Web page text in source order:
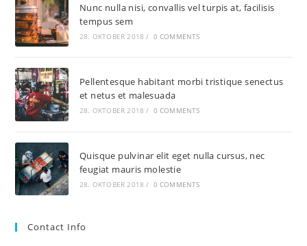
Nunc nulla nisi, convallis vel turpis at, facilisis
tempus sem
28. OKTOBER 2018 / 0 COMMENTS
Pellentesque habitant morbi tristique senectus
et netus et malesuada
28. OKTOBER 2018 / 0 COMMENTS
Quisque pulvinar elit eget nulla cursus, nec
feugiat mauris molestie
28. OKTOBER 2018 / 0 COMMENTS
Contact Info